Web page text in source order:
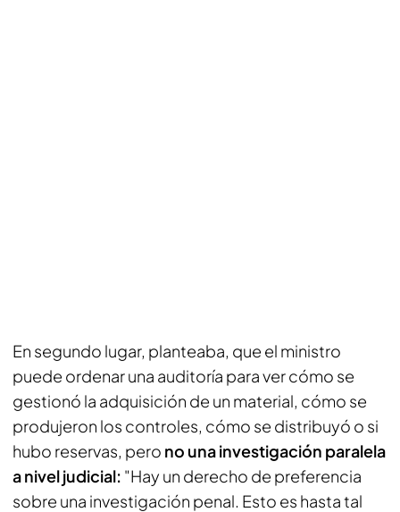
En segundo lugar, planteaba, que el ministro
puede ordenar una auditoría para ver cómo se
gestionó la adquisición de un material, cómo se
produjeron los controles, cómo se distribuyó o si
hubo reservas, pero no una investigación paralela
a nivel judicial: "Hay un derecho de preferencia
sobre una investigación penal. Esto es hasta tal